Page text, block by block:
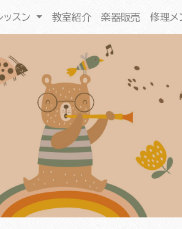
ッスン 教室紹介 楽器販売 修理メ